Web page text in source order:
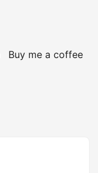
Buy me a coffee